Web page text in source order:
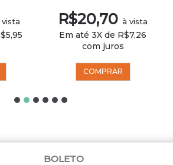
vista R$20,70 à vista
Em até 3X de R$7,26
com juros
COMPRAR
BOLETO